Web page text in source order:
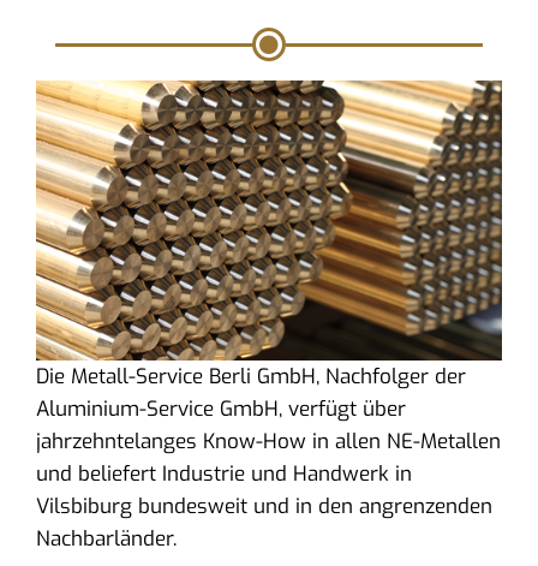
Die Metall-Service Berli GmbH, Nachfolger der
Aluminium-Service GmbH, verfügt über
jahrzehntelanges Know-How in allen NE-Metallen
und beliefert Industrie und Handwerk in
Vilsbiburg bundesweit und in den angrenzenden
Nachbarländer.